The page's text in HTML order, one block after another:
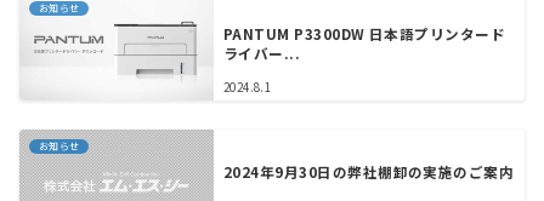
お知らせ
PANTUM P3300DW 日本語プリンタード
ライバー...
2024.8.1
お知らせ
2024年9月30日の弊社棚卸の実施のご案内